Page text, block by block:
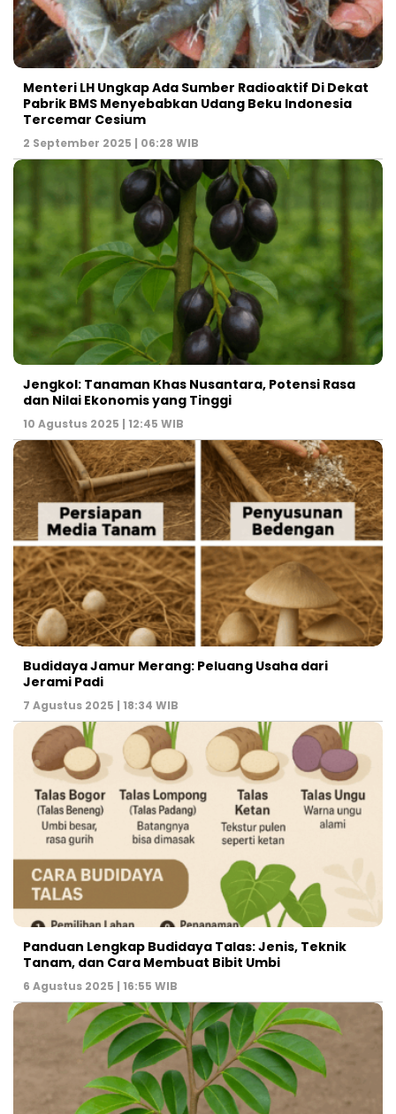
Menteri LH Ungkap Ada Sumber Radioaktif Di Dekat
Pabrik BMS Menyebabkan Udang Beku Indonesia
Tercemar Cesium
2 September 2025 | 06:28 WIB
Jengkol: Tanaman Khas Nusantara, Potensi Rasa
dan Nilai Ekonomis yang Tinggi
10 Agustus 2025 | 12:45 WIB
Budidaya Jamur Merang: Peluang Usaha dari
Jerami Padi
7 Agustus 2025 | 18:34 WIB
Panduan Lengkap Budidaya Talas: Jenis, Teknik
Tanam, dan Cara Membuat Bibit Umbi
6 Agustus 2025 | 16:55 WIB